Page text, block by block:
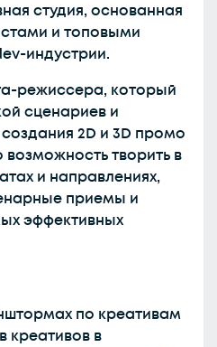
студия, основанная
и топовыми
индустрии.
режиссера, который
сценариев и
2D и 3D промо
возможность творить в
и направлениях,
приемы и
эффективных
по креативам
креативов в